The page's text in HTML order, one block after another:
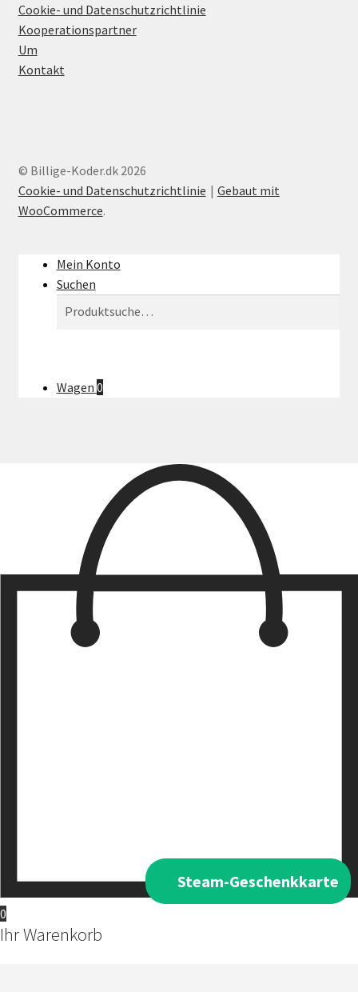
Steam-Geschenkkarte
Cookie- und Datenschutzrichtlinie
Kooperationspartner
Um
Kontakt
© Billige-Koder.dk 2026
Cookie- und Datenschutzrichtlinie
Gebaut mit
WooCommerce.
Mein Konto
Suchen
Wagen 0
0
Ihr Warenkorb